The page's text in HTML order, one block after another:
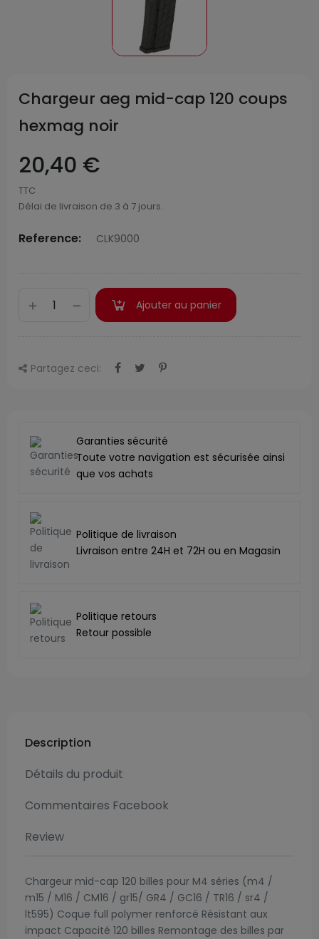
Chargeur aeg mid-cap 120 coups
hexmag noir
20,40 €
TTC
Délai de livraison de 3 à 7 jours.
Reference: CLK9000
Ajouter au panier
Partagez ceci:
Garanties sécurité
Toute votre navigation est sécurisée ainsi
que vos achats
Politique de livraison
Livraison entre 24H et 72H ou en Magasin
Politique retours
Retour possible
Description
Détails du produit
Commentaires Facebook
Review
Chargeur mid-cap 120 billes pour M4 séries (m4 /
m15 / M16 / CM16 / gr15/ GR4 / GC16 / TR16 / sr4 /
lt595) Coque full polymer renforcé Résistant aux
impact Capacité 120 billes Remontage des billes par